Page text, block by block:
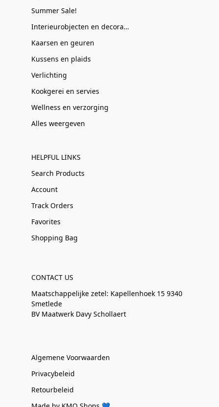
Summer Sale!
Interieurobjecten en decoratie
Kaarsen en geuren
Kussens en plaids
Verlichting
Kookgerei en servies
Wellness en verzorging
Alles weergeven
HELPFUL LINKS
Search Products
Account
Track Orders
Favorites
Shopping Bag
CONTACT US
Maatschappelijke zetel: Kapellenhoek 15 9340
Smetlede
BV Maatwerk Davy Schollaert
Algemene Voorwaarden
Privacybeleid
Retourbeleid